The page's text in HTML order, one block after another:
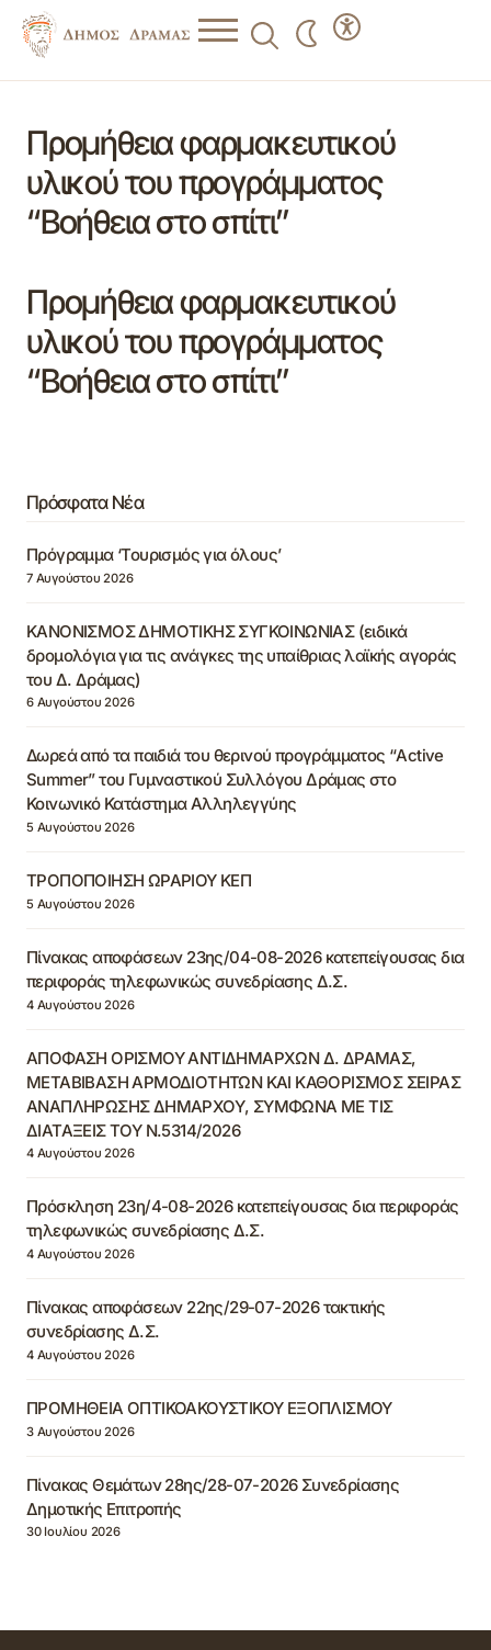
Προμήθεια φαρμακευτικού
υλικού του προγράμματος
“Βοήθεια στο σπίτι”
Προμήθεια φαρμακευτικού
υλικού του προγράμματος
“Βοήθεια στο σπίτι”
Πρόσφατα Νέα
Πρόγραμμα ‘Τουρισμός για όλους’
7 Αυγούστου 2026
ΚΑΝΟΝΙΣΜΟΣ ΔΗΜΟΤΙΚΗΣ ΣΥΓΚΟΙΝΩΝΙΑΣ (ειδικά
δρομολόγια για τις ανάγκες της υπαίθριας λαϊκής αγοράς
του Δ. Δράμας)
6 Αυγούστου 2026
Δωρεά από τα παιδιά του θερινού προγράμματος “Active
Summer” του Γυμναστικού Συλλόγου Δράμας στο
Κοινωνικό Κατάστημα Αλληλεγγύης
5 Αυγούστου 2026
ΤΡΟΠΟΠΟΙΗΣΗ ΩΡΑΡΙΟΥ ΚΕΠ
5 Αυγούστου 2026
Πίνακας αποφάσεων 23ης/04-08-2026 κατεπείγουσας δια
περιφοράς τηλεφωνικώς συνεδρίασης Δ.Σ.
4 Αυγούστου 2026
ΑΠΟΦΑΣΗ ΟΡΙΣΜΟΥ ΑΝΤΙΔΗΜΑΡΧΩΝ Δ. ΔΡΑΜΑΣ,
ΜΕΤΑΒΙΒΑΣΗ ΑΡΜΟΔΙΟΤΗΤΩΝ ΚΑΙ ΚΑΘΟΡΙΣΜΟΣ ΣΕΙΡΑΣ
ΑΝΑΠΛΗΡΩΣΗΣ ΔΗΜΑΡΧΟΥ, ΣΥΜΦΩΝΑ ΜΕ ΤΙΣ
ΔΙΑΤΑΞΕΙΣ ΤΟΥ Ν.5314/2026
4 Αυγούστου 2026
Πρόσκληση 23η/4-08-2026 κατεπείγουσας δια περιφοράς
τηλεφωνικώς συνεδρίασης Δ.Σ.
4 Αυγούστου 2026
Πίνακας αποφάσεων 22ης/29-07-2026 τακτικής
συνεδρίασης Δ.Σ.
4 Αυγούστου 2026
ΠΡΟΜΗΘΕΙΑ ΟΠΤΙΚΟΑΚΟΥΣΤΙΚΟΥ ΕΞΟΠΛΙΣΜΟΥ
3 Αυγούστου 2026
Πίνακας Θεμάτων 28ης/28-07-2026 Συνεδρίασης
Δημοτικής Επιτροπής
30 Ιουλίου 2026